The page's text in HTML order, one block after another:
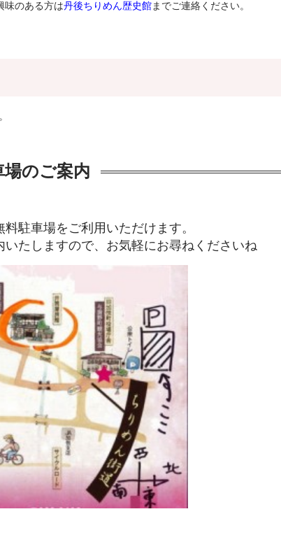
味のある方は丹後ちりめん歴史館までご連絡ください。
場のご案内
駐車場をご利用いただけます。
たしますので、お気軽にお尋ねくださいね